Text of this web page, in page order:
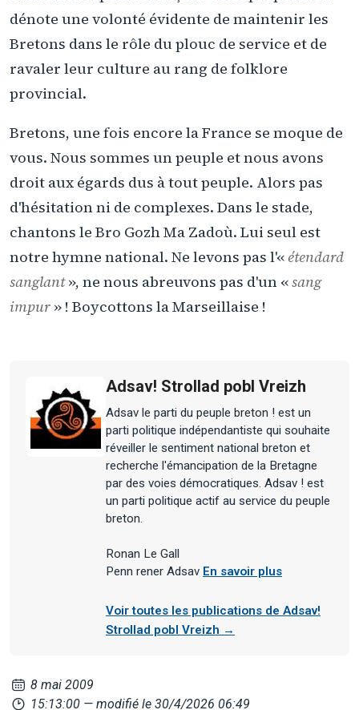
dénote une volonté évidente de maintenir les
Bretons dans le rôle du plouc de service et de
ravaler leur culture au rang de folklore
provincial.
Bretons, une fois encore la France se moque de
vous. Nous sommes un peuple et nous avons
droit aux égards dus à tout peuple. Alors pas
d'hésitation ni de complexes. Dans le stade,
chantons le Bro Gozh Ma Zadoù. Lui seul est
notre hymne national. Ne levons pas l'« étendard
sanglant», ne nous abreuvons pas d'un «sang
impur » ! Boycottons la Marseillaise !
Adsav! Strollad pobl Vreizh
Adsav le parti du peuple breton ! est un
parti politique indépendantiste qui souhaite
réveiller le sentiment national breton et
recherche l'émancipation de la Bretagne
par des voies démocratiques. Adsav ! est
un parti politique actif au service du peuple
breton.
Ronan Le Gall
Penn rener Adsav En savoir plus
Voir toutes les publications de Adsav!
Strollad pobl Vreizh →
8 mai 2009
15:13:00 — modifié le 30/4/2026 06:49